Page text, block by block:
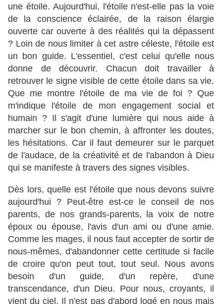
une étoile. Aujourd'hui, l'étoile n'est-elle pas la voie
de la conscience éclairée, de la raison élargie
ouverte car ouverte à des réalités qui la dépassent
? Loin de nous limiter à cet astre céleste, l'étoile est
un bon guide. L'essentiel, c'est celui qu'elle nous
donne de découvrir. Chacun doit travailler à
retrouver le signe visible de cette étoile dans sa vie.
Que me montre l'étoile de ma vie de foi ? Que
m'indique l'étoile de mon engagement social et
humain ? Il s'agit d'une lumière qui nous aide à
marcher sur le bon chemin, à affronter les doutes,
les hésitations. Car il faut demeurer sur le parquet
de l'audace, de la créativité et de l'abandon à Dieu
qui se manifeste à travers des signes visibles.
Dès lors, quelle est l'étoile que nous devons suivre
aujourd'hui ? Peut-être est-ce le conseil de nos
parents, de nos grands-parents, la voix de notre
époux ou épouse, l'avis d'un ami ou d'une amie.
Comme les mages, il nous faut accepter de sortir de
nous-mêmes, d'abandonner cette certitude si facile
de croire qu'on peut tout, tout seul. Nous avons
besoin d'un guide, d'un repère, d'une
transcendance, d'un Dieu. Pour nous, croyants, il
vient du ciel. Il n'est pas d'abord logé en nous mais